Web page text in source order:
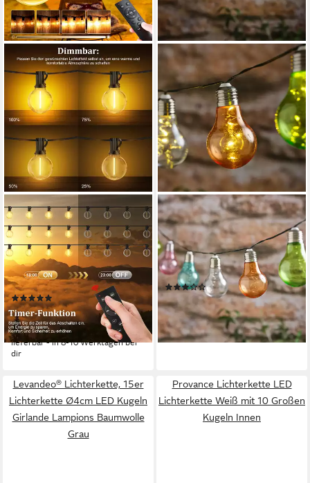
ATHLIX
Lichterkette Outdoor
Lichterkette LED Strom
Außen Wetterfest G40
Glühbirne Garten, mit
Fernbedienung, Robust &
wetterfest, Dimmbares Licht
Produktdatenblatt
(1)
ab 39,99 € UVP 59,99 €
-33%
lieferbar - in 8-10 Werktagen bei
dir
LIGHTS4FUN
LED-Lichterkette Solar-
Glühbirnen-Lichterkette mit
10 Mikro-LEDs in
Pastellfarben
(2)
16,99 €
lieferbar - in 3-4 Werktagen bei dir
Levandeo® Lichterkette, 15er
Lichterkette Ø4cm LED Kugeln
Girlande Lampions Baumwolle
Grau
Provance Lichterkette LED
Lichterkette Weiß mit 10 Großen
Kugeln Innen